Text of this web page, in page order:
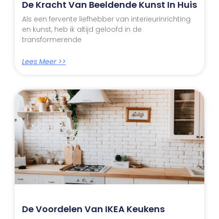
De Kracht Van Beeldende Kunst In Huis
Als een fervente liefhebber van interieurinrichting
en kunst, heb ik altijd geloofd in de
transformerende
Lees Meer >>
De Voordelen Van IKEA Keukens